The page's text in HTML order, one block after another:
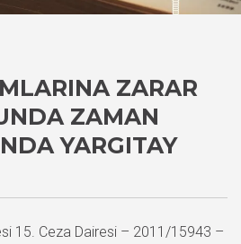
ZARAR
ZAMAN
YARGITAY
15. Ceza Dairesi – 2011/15943 –